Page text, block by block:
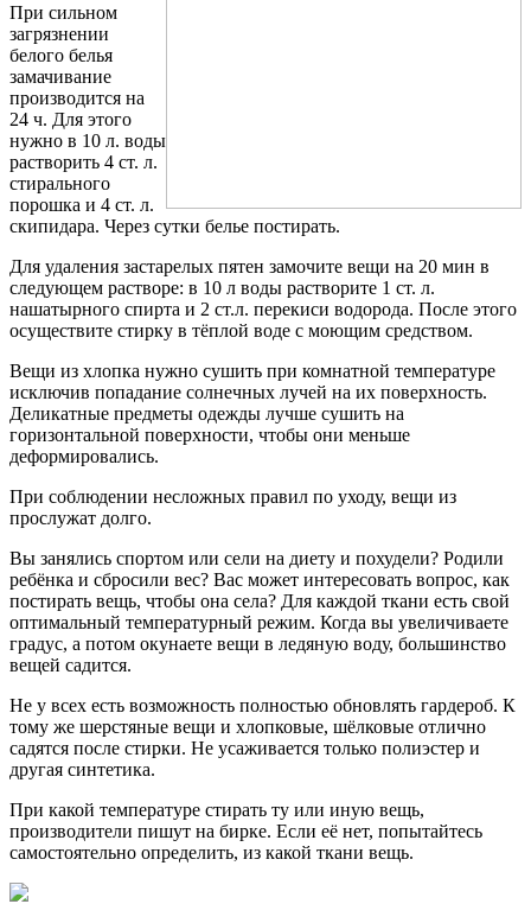
При сильном
загрязнении
белого белья
замачивание
производится на
24 ч. Для этого
нужно в 10 л. воды
растворить 4 ст. л.
стирального
порошка и 4 ст. л.
скипидара. Через сутки белье постирать.
Для удаления застарелых пятен замочите вещи на 20 мин в
следующем растворе: в 10 л воды растворите 1 ст. л.
нашатырного спирта и 2 ст.л. перекиси водорода. После этого
осуществите стирку в тёплой воде с моющим средством.
Вещи из хлопка нужно сушить при комнатной температуре
исключив попадание солнечных лучей на их поверхность.
Деликатные предметы одежды лучше сушить на
горизонтальной поверхности, чтобы они меньше
деформировались.
При соблюдении несложных правил по уходу, вещи из
прослужат долго.
Вы занялись спортом или сели на диету и похудели? Родили
ребёнка и сбросили вес? Вас может интересовать вопрос, как
постирать вещь, чтобы она села? Для каждой ткани есть свой
оптимальный температурный режим. Когда вы увеличиваете
градус, а потом окунаете вещи в ледяную воду, большинство
вещей садится.
Не у всех есть возможность полностью обновлять гардероб. К
тому же шерстяные вещи и хлопковые, шёлковые отлично
садятся после стирки. Не усаживается только полиэстер и
другая синтетика.
При какой температуре стирать ту или иную вещь,
производители пишут на бирке. Если её нет, попытайтесь
самостоятельно определить, из какой ткани вещь.